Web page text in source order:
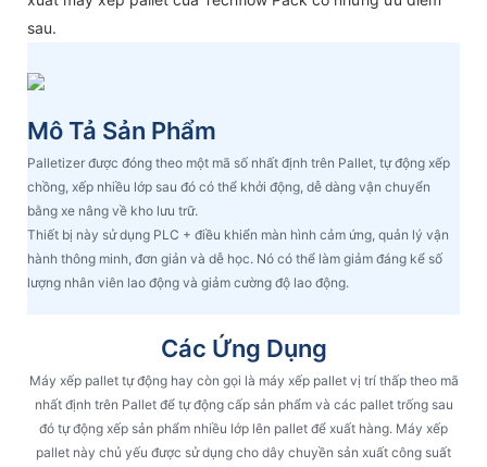
sau.
Mô Tả Sản Phẩm
Palletizer được đóng theo một mã số nhất định trên Pallet, tự động xếp
chồng, xếp nhiều lớp sau đó có thể khởi động, dễ dàng vận chuyển
bằng xe nâng về kho lưu trữ.
Thiết bị này sử dụng PLC + điều khiển màn hình cảm ứng, quản lý vận
hành thông minh, đơn giản và dễ học. Nó có thể làm giảm đáng kể số
lượng nhân viên lao động và giảm cường độ lao động.
Các Ứng Dụng
Máy xếp pallet tự động hay còn gọi là máy xếp pallet vị trí thấp theo mã
nhất định trên Pallet để tự động cấp sản phẩm và các pallet trống sau
đó tự động xếp sản phẩm nhiều lớp lên pallet để xuất hàng. Máy xếp
pallet này chủ yếu được sử dụng cho dây chuyền sản xuất công suất